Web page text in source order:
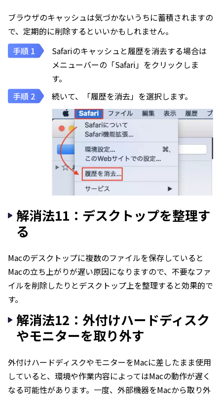
ブラウザのキャッシュは気づかないうちに蓄積されますの
で、定期的に削除するといいかもしれません。
Safariのキャッシュと履歴を消去する場合は
メニューバーの「Safari」をクリックしま
す。
続いて、「履歴を消去」を選択します。
解消法11：デスクトップを整理す
る
Macのデスクトップに複数のファイルを保存していると
Macの立ち上がりが遅い原因になりますので、不要なファ
イルを削除したりとデスクトップ上を整理すると効果的で
す。
解消法12：外付けハードディスク
やモニターを取り外す
外付けハードディスクやモニターをMacに差したまま使用
していると、環境や作業内容によってはMacの動作が遅く
なる可能性があります。一度、外部機器をMacから取り外